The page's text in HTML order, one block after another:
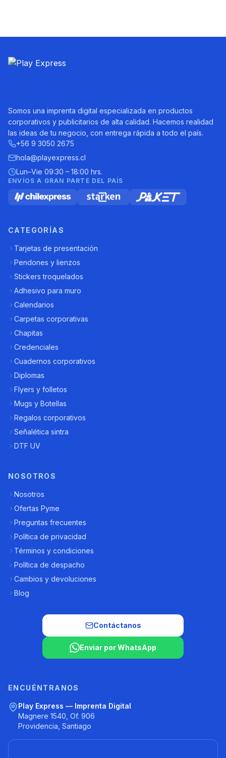
Somos una imprenta digital especializada en productos
corporativos y publicitarios de alta calidad. Hacemos realidad
las ideas de tu negocio, con entrega rápida a todo el país.
+56 9 3050 2675
hola@playexpress.cl
Lun–Vie 09:30 – 18:00 hrs.
ENVÍOS A GRAN PARTE DEL PAÍS
CATEGORÍAS
Tarjetas de presentación
Pendones y lienzos
Stickers troquelados
Adhesivo para muro
Calendarios
Carpetas corporativas
Chapitas
Credenciales
Cuadernos corporativos
Diplomas
Flyers y folletos
Mugs y Botellas
Regalos corporativos
Señalética sintra
DTF UV
NOSOTROS
Nosotros
Ofertas Pyme
Preguntas frecuentes
Política de privacidad
Términos y condiciones
Política de despacho
Cambios y devoluciones
Blog
Contáctanos
Enviar por WhatsApp
ENCUÉNTRANOS
Play Express — Imprenta Digital
Magnere 1540, Of. 906
Providencia, Santiago